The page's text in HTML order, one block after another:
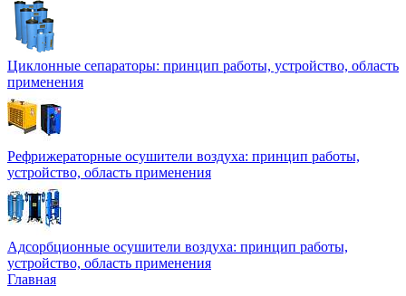
Циклонные сепараторы: принцип работы, устройство, область
применения
Рефрижераторные осушители воздуха: принцип работы,
устройство, область применения
Адсорбционные осушители воздуха: принцип работы,
устройство, область применения
Главная